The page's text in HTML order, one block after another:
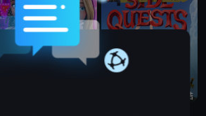
29 30
32
第20集完结